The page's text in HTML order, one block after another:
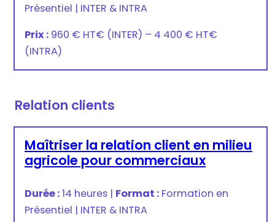
Présentiel | INTER & INTRA
Prix : 960 € HT€ (INTER) – 4 400 € HT€
(INTRA)
Relation clients
Maîtriser la relation client en milieu
agricole pour commerciaux
Durée :14 heures | Format : Formation en
Présentiel | INTER & INTRA